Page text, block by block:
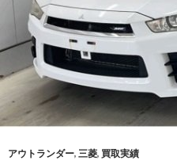
ダ
ー
（DBA-
CW5W）・
2007
年
式
を
アウトランダー, 三菱, 買取実績